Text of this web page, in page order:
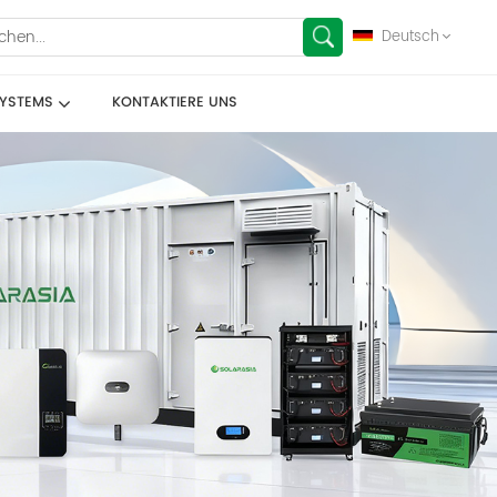
Deutsch
English
français
Deutsch
español
العربية
KONTAKTIERE UNS